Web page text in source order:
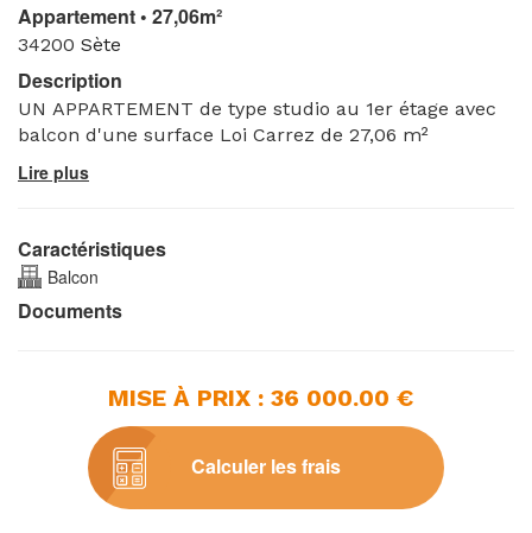
Appartement • 27,06m²
34200 Sète
Description
UN APPARTEMENT de type studio au 1er étage avec
balcon d'une surface Loi Carrez de 27,06 m²
Caractéristiques
Balcon
Documents
MISE À PRIX : 36 000.00 €
Calculer les frais